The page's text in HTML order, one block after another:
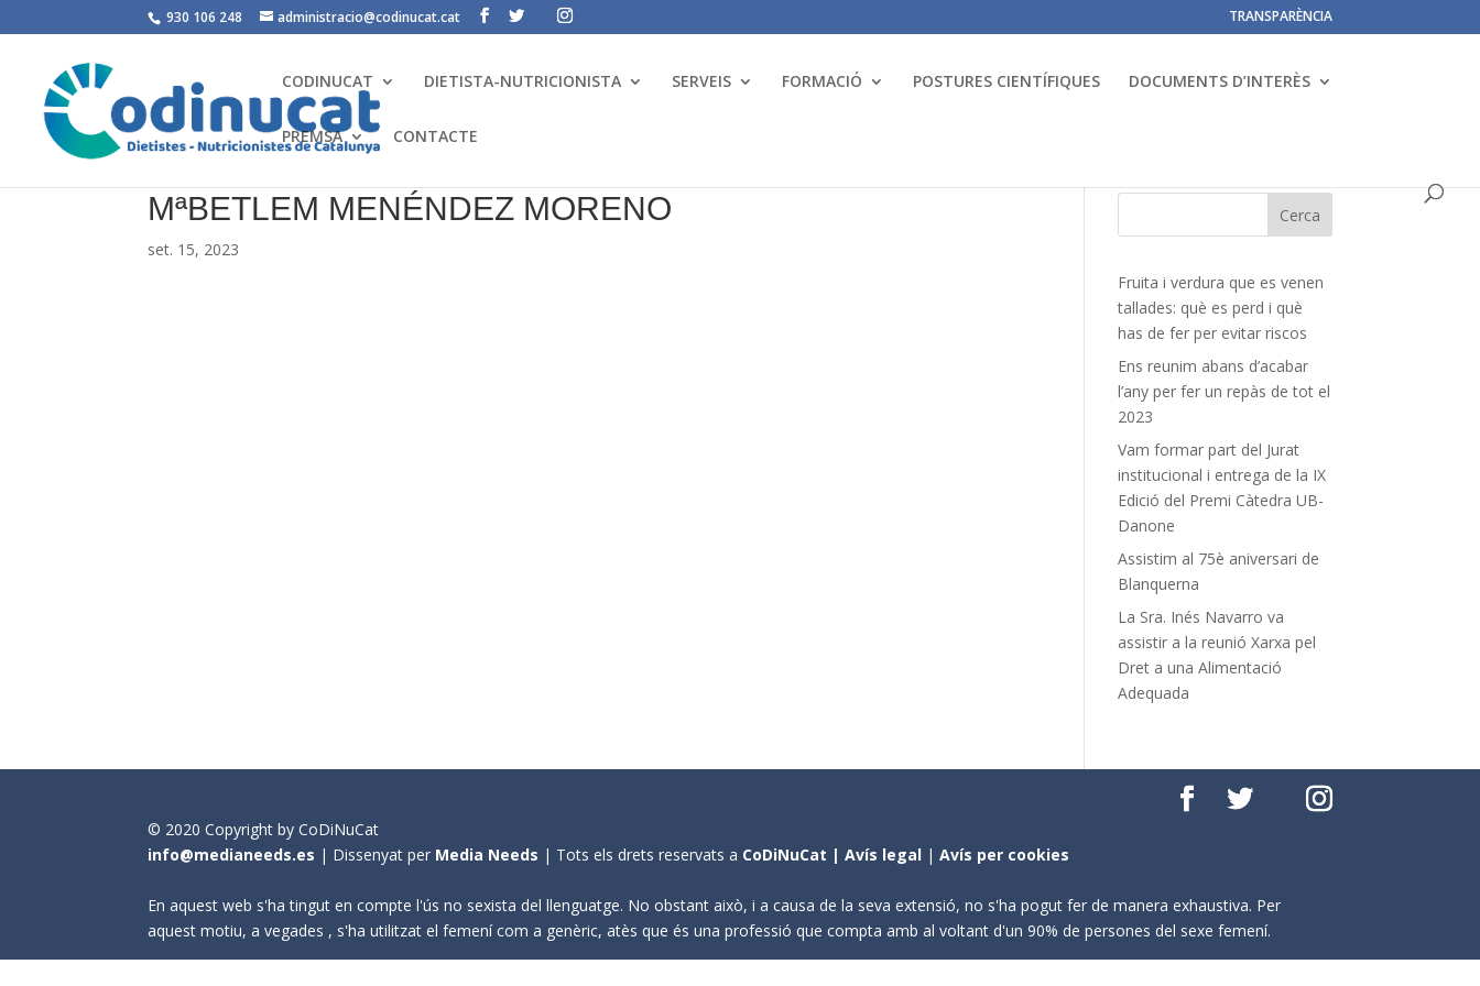
930 106 248 administracio@codinucat.cat TRANSPARÈNCIA
CODINUCAT DIETISTA-NUTRICIONISTA SERVEIS FORMACIÓ POSTURES CIENTÍFIQUES DOCUMENTS D’INTERÈS
PREMSA CONTACTE
MªBETLEM MENÉNDEZ MORENO
set. 15, 2023
Fruita i verdura que es venen
tallades: què es perd i què
has de fer per evitar riscos
Ens reunim abans d’acabar
l’any per fer un repàs de tot el
2023
Vam formar part del Jurat
institucional i entrega de la IX
Edició del Premi Càtedra UB-
Danone
Assistim al 75è aniversari de
Blanquerna
La Sra. Inés Navarro va
assistir a la reunió Xarxa pel
Dret a una Alimentació
Adequada
© 2020 Copyright by CoDiNuCat
info@medianeeds.es | Dissenyat per Media Needs | Tots els drets reservats a CoDiNuCat |Avís legal |Avís per cookies
En aquest web s'ha tingut en compte l'ús no sexista del llenguatge. No obstant això, i a causa de la seva extensió, no s'ha pogut fer de manera exhaustiva. Per
aquest motiu, a vegades , s'ha utilitzat el femení com a genèric, atès que és una professió que compta amb al voltant d'un 90% de persones del sexe femení.